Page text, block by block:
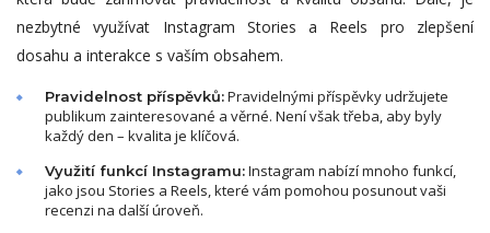
nezbytné využívat Instagram Stories a Reels pro zlepšení
dosahu a interakce s vaším obsahem.
Pravidelnost příspěvků:Pravidelnými příspěvky udržujete
publikum zainteresované a věrné. Není však třeba, aby byly
každý den – kvalita je klíčová.
Využití funkcí Instagramu:Instagram nabízí mnoho funkcí,
jako jsou Stories a Reels, které vám pomohou posunout vaši
recenzi na další úroveň.